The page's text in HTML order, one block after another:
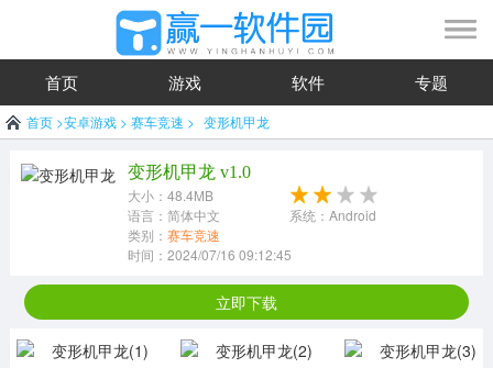
首页 游戏 软件 专题
首页 >安卓游戏 > 赛车竞速 > 变形机甲龙
变形机甲龙 v1.0
大小：48.4MB
语言：简体中文
系统：Android
类别： 赛车竞速
时间：2024/07/16 09:12:45
立即下载